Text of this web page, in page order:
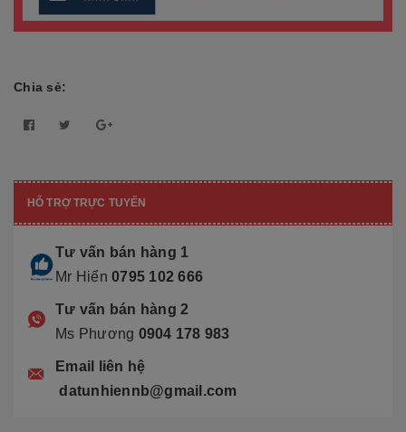
Chia sẻ:
HỖ TRỢ TRỰC TUYẾN
Tư vấn bán hàng 1
Mr Hiển 0795 102 666
Tư vấn bán hàng 2
Ms Phương 0904 178 983
Email liên hệ
datunhiennb@gmail.com